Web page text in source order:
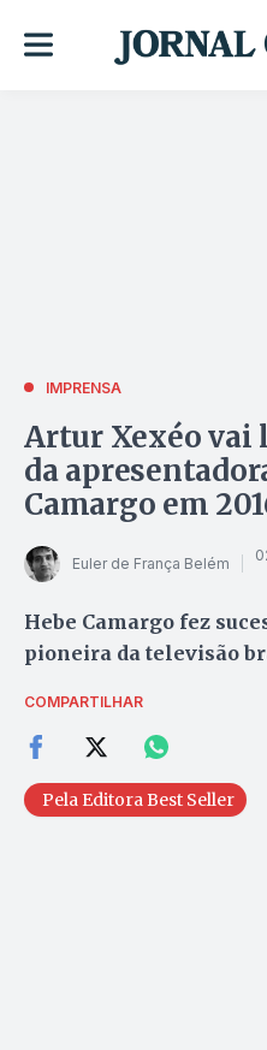
IMPRENSA
Artur Xexéo vai
da
Camargo em
Euler de França Belém
Hebe Camargo fez
pioneira da televisão
COMPARTILHAR
Pela Editora Best Seller